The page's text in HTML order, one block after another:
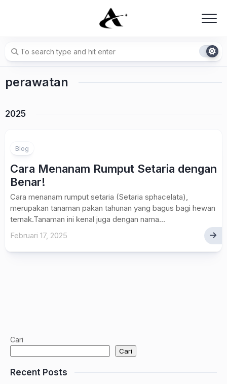
perawatan
2025
Blog
Cara Menanam Rumput Setaria dengan
Benar!
Cara menanam rumput setaria (Setaria sphacelata),
merupakan tanaman pakan tahunan yang bagus bagi hewan
ternak.Tanaman ini kenal juga dengan nama...
Februari 17, 2025
Cari
Cari
Recent Posts